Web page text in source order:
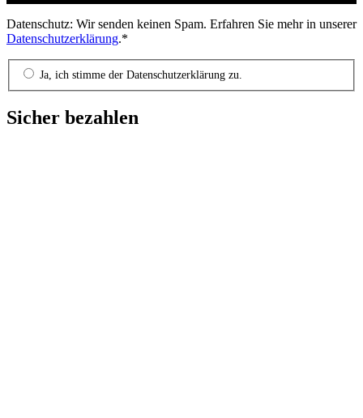
Datenschutz: Wir senden keinen Spam. Erfahren Sie mehr in unserer
Datenschutzerklärung.*
Ja, ich stimme der Datenschutzerklärung zu.
Sicher bezahlen